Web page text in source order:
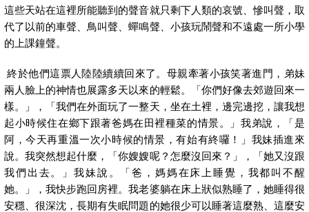
這些天站在這裡所能聽到的聲音就只剩下人類的哀號、慘叫聲，取
代了以前的車聲、鳥叫聲、蟬鳴聲、小孩玩鬧聲和不遠處一所小學
的上課鐘聲。
終於他們這票人陸陸續續回來了。母親牽著小孩笑著進門，弟妹
兩人臉上的神情也展露多天以來的輕鬆。「你們好像去郊遊回來一
樣。」，「我們在外面玩了一整天，坐在土裡，邊完邊挖，讓我想
起小時候住在鄉下跟著爸媽在田裡種菜的情景。」我弟說，「是
阿，今天再重溫一次小時候的情景，有始有終囉！」我妹插進來
說。我突然想起什麼，「你嫂嫂呢？怎麼沒回來？」，「她又沒跟
我們出去。」我妹說。「爸，媽媽在床上睡覺，我都叫不醒
她。」，我快步跑回房裡。我老婆躺在床上狀似熟睡了，她睡得很
安穩、很深沈，長期有失眠問題的她很少可以睡著這麼熟、這麼安